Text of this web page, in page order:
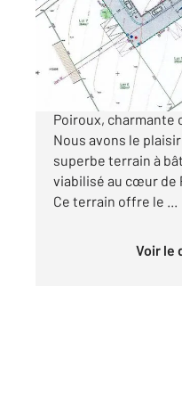
Terrain à vendre
63
Découvrez une
Poiroux, charmante
Nous avons le
superbe terrain à
viabilisé au cœur de
Ce terrain offre le ...
Voir